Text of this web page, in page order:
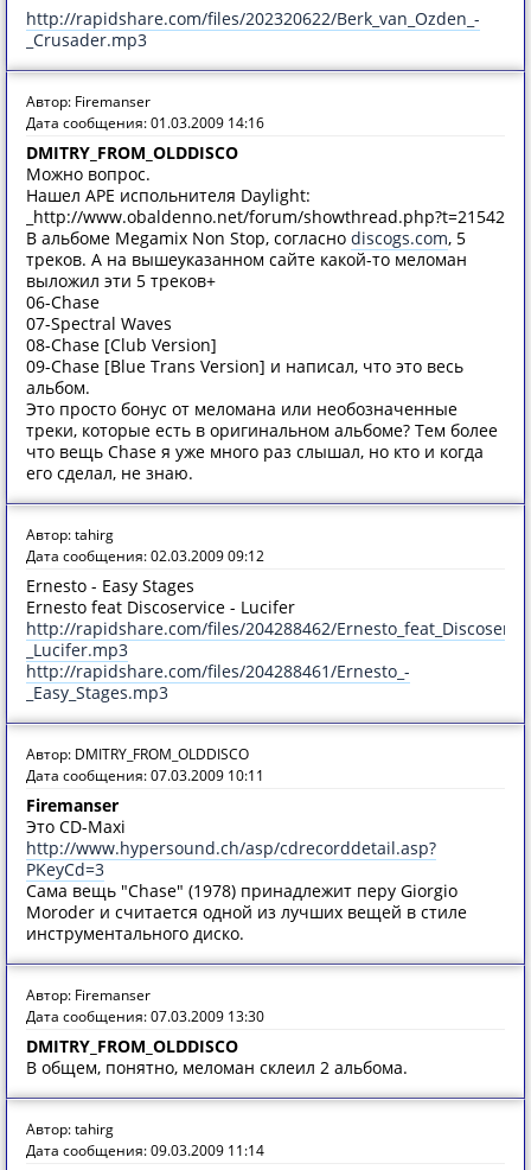
http://rapidshare.com/files/202320622/Berk_van_Ozden_-
_Crusader.mp3
Автор: Firemanser
Дата сообщения: 01.03.2009 14:16
DMITRY_FROM_OLDDISCO
Можно вопрос.
Нашел APE испольнителя Daylight:
_http://www.obaldenno.net/forum/showthread.php?t=21542
В альбоме Megamix Non Stop, согласно discogs.com, 5
треков. А на вышеуказанном сайте какой-то меломан
выложил эти 5 треков+
06-Chase
07-Spectral Waves
08-Chase [Club Version]
09-Chase [Blue Trans Version] и написал, что это весь
альбом.
Это просто бонус от меломана или необозначенные
треки, которые есть в оригинальном альбоме? Тем более
что вещь Chase я уже много раз слышал, но кто и когда
его сделал, не знаю.
Автор: tahirg
Дата сообщения: 02.03.2009 09:12
Ernesto - Easy Stages
Ernesto feat Discoservice - Lucifer
http://rapidshare.com/files/204288462/
_Lucifer.mp3
http://rapidshare.com/files/204288461/Ernesto_-
_Easy_Stages.mp3
Автор: DMITRY_FROM_OLDDISCO
Дата сообщения: 07.03.2009 10:11
Firemanser
Это CD-Maxi
http://www.hypersound.ch/asp/cdrecorddetail.asp?
PKeyCd=3
Сама вещь "Chase" (1978) принадлежит перу Giorgio
Moroder и считается одной из лучших вещей в стиле
инструментального диско.
Автор: Firemanser
Дата сообщения: 07.03.2009 13:30
DMITRY_FROM_OLDDISCO
В общем, понятно, меломан склеил 2 альбома.
Автор: tahirg
Дата сообщения: 09.03.2009 11:14